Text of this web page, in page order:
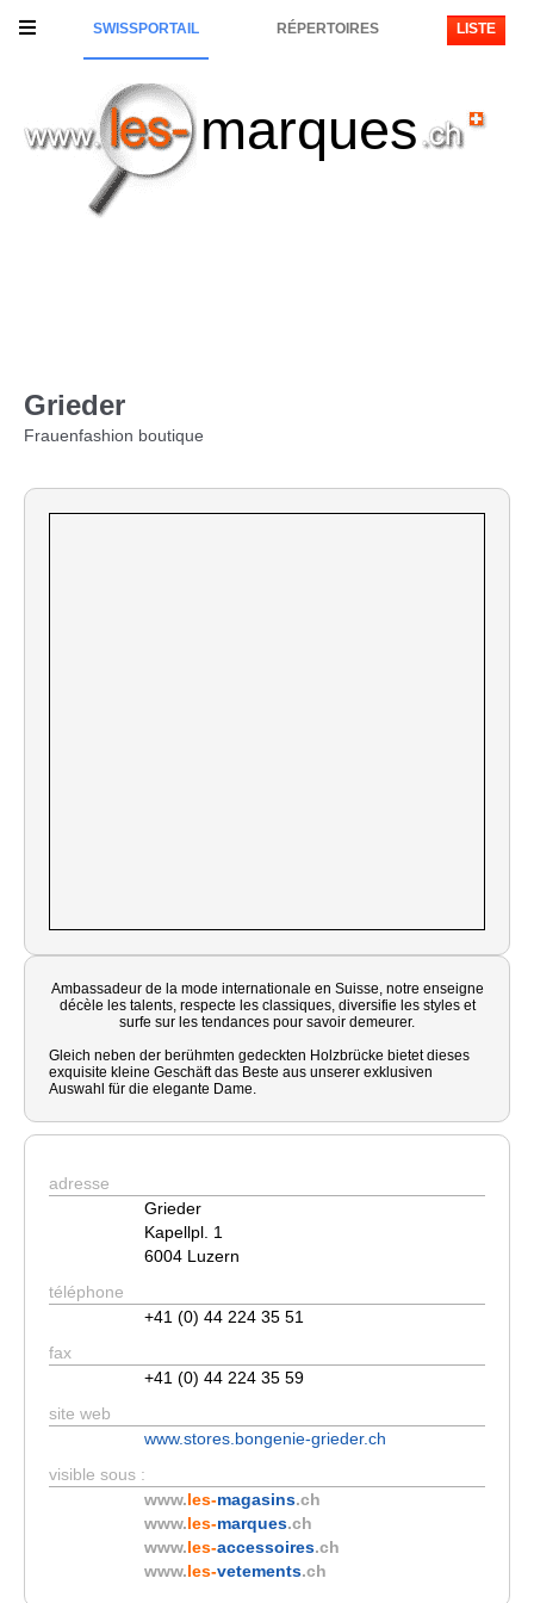
SWISSPORTAIL RÉPERTOIRES LISTE
marques
Grieder
Frauenfashion boutique
Ambassadeur de la mode internationale en Suisse, notre enseigne
décèle les talents, respecte les classiques, diversifie les styles et
surfe sur les tendances pour savoir demeurer.
Gleich neben der berühmten gedeckten Holzbrücke bietet dieses
exquisite kleine Geschäft das Beste aus unserer exklusiven
Auswahl für die elegante Dame.
adresse
Grieder
Kapellpl. 1
6004 Luzern
téléphone
+41 (0) 44 224 35 51
fax
+41 (0) 44 224 35 59
site web
www.stores.bongenie-grieder.ch
visible sous :
www.les-magasins.ch
www.les-marques.ch
www.les-accessoires.ch
www.les-vetements.ch